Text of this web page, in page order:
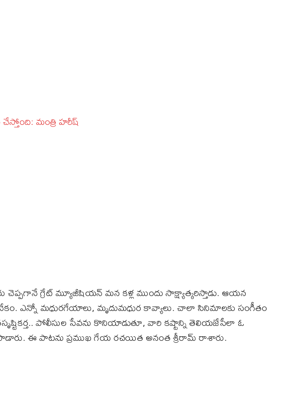
మంత్రి హరీష్‌
చెప్పగానే గ్రేట్ మ్యూజీషియన్‌ మన కళ్ల ముందు సాక్ష్యాత్కరిస్తాడు. ఆయన
ఎన్నో మధురగేయాలు, మృదుమధుర కావ్యాలు. చాలా సినిమాలకు సంగీతం
పోలీసుల సేవను కొనియాడుతూ, వారి కష్టాన్ని తెలియజేసేలా ఓ
ఈ పాటను ప్రముఖ గేయ రచయిత అనంత శ్రీరామ్‌ రాశారు.